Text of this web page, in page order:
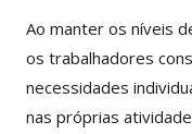
Ao manter os níveis
os trabalhadores
necessidades
nas próprias